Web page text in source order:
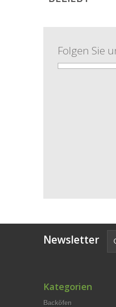
Folgen Sie
Newsletter
Kategorien
Backöfen